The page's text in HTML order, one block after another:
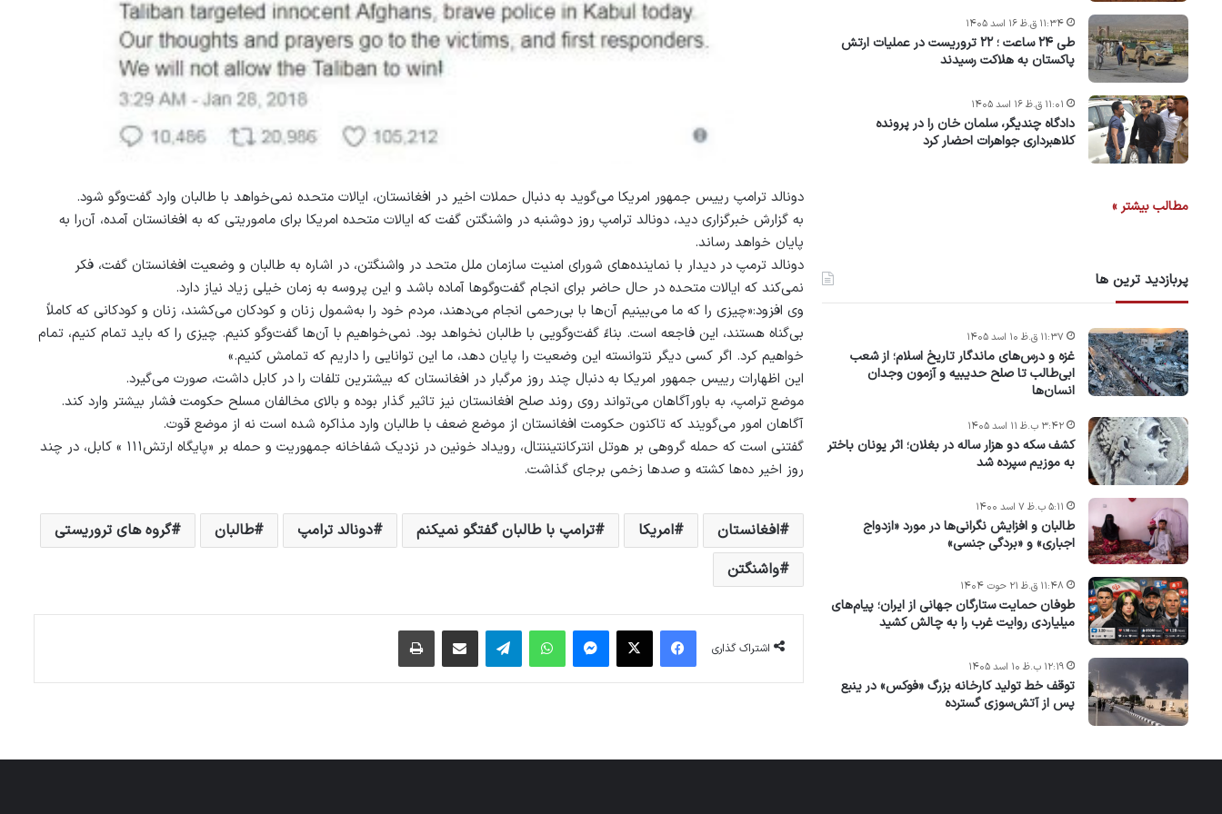
دونالد ترامپ رییس جمهور امریکا می‌گوید به دنبال حملات اخیر در افغانستان، ایالات متحده نمی‌خواهد با طالبان وارد گفت‌وگو شود.
به گزارش خبرگزاری دید، دونالد ترامپ روز دوشنبه در واشنگتن گفت که ایالات متحده امریکا برای ماموریتی که به افغانستان آمده، آن‌را به
پایان خواهد رساند.
دونالد ترمپ در دیدار با نماینده‌های شورای امنیت سازمان ملل متحد در واشنگتن، در اشاره به طالبان و وضعیت افغانستان گفت، فکر
نمی‌کند که ایالات متحده در حال حاضر برای انجام گفت‌وگوها آماده باشد و این پروسه به زمان خیلی زیاد نیاز دارد.
وی افزود:«چیزی را که ما می‌بینیم آن‌ها با بی‌رحمی انجام می‌دهند، مردم خود را به‌شمول زنان و کودکان می‌کشند، زنان و کودکانی که کاملاً
بی‌گناه هستند، این فاجعه است. بناءً گفت‌وگویی با طالبان نخواهد بود. نمی‌خواهیم با آن‌ها گفت‌وگو کنیم. چیزی را که باید تمام کنیم، تمام
خواهیم کرد. اگر کسی دیگر نتوانسته این وضعیت را پایان دهد، ما این توانایی را داریم که تمامش کنیم.»
این اظهارات رییس جمهور امریکا به دنبال چند روز مرگبار در افغانستان که بیشترین تلفات را در کابل داشت، صورت می‌گیرد.
موضع ترامپ، به باورآگاهان می‌تواند روی روند صلح افغانستان نیز تاثیر گذار بوده و بالای مخالفان مسلح حکومت فشار بیشتر وارد کند.
آگاهان امور می‌گویند که تاکنون حکومت افغانستان از موضع ضعف با طالبان وارد مذاکره شده است نه از موضع قوت.
گفتنی است که حمله گروهی بر هوتل انترکانتیننتال، رویداد خونین در نزدیک شفاخانه جمهوریت و حمله بر «پایگاه ارتش۱۱۱ » کابل، در چند
روز اخیر ده‌ها کشته و صدها زخمی برجای گذاشت.
افغانستان امریکا ترامپ با طالبان گفتگو نمیکنم دونالد ترامپ طالبان
گروه های تروریستی
واشنگتن
اشتراک گذاری
فیس بوک X پیام رسان واتس آپ تلگرام اشتراک گذاری از طریق ایمیل
طی ۲۴ ساعت ؛ ۲۲ تروریست در عملیات ارتش
پاکستان به هلاکت رسیدند
۱۱:۳۴ ق.ظ ۱۶ اسد ۱۴۰۵
دادگاه چندیگر، سلمان خان را در پرونده
کلاهبرداری جواهرات احضار کرد
۱۱:۰۱ ق.ظ ۱۶ اسد ۱۴۰۵
مطالب بیشتر »
پربازدید ترین ها
غزه و درس‌های ماندگار تاریخ اسلام؛ از شعب
ابی‌طالب تا صلح حدیبیه و آزمون وجدان
انسان‌ها
۱۱:۳۷ ق.ظ ۱۰ اسد ۱۴۰۵
کشف سکه دو هزار ساله در بغلان؛ اثر یونان باختر
به موزیم سپرده شد
۳:۴۲ ب.ظ ۱۱ اسد ۱۴۰۵
طالبان و افزایش نگرانی‌ها در مورد «ازدواج
اجباری» و «بردگی جنسی»
۵:۱۱ ب.ظ ۷ اسد ۱۴۰۰
طوفان حمایت ستارگان جهانی از ایران؛ پیام‌های
میلیاردی روایت غرب را به چالش کشید
۱۱:۴۸ ق.ظ ۲۱ حوت ۱۴۰۴
توقف خط تولید کارخانه بزرگ «فوکس» در ینبع
پس از آتش‌سوزی گسترده
۱۲:۱۹ ب.ظ ۱۰ اسد ۱۴۰۵